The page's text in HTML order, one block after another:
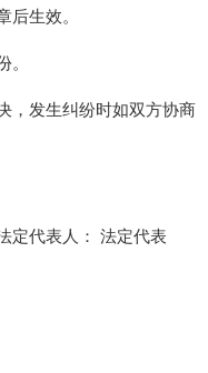
生效。
发生纠纷时如双方协商
代表人： 法定代表